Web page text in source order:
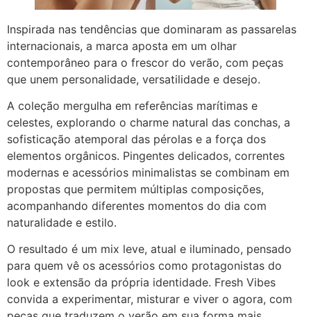
Inspirada nas tendências que dominaram as passarelas
internacionais, a marca aposta em um olhar
contemporâneo para o frescor do verão, com peças
que unem personalidade, versatilidade e desejo.
A coleção mergulha em referências marítimas e
celestes, explorando o charme natural das conchas, a
sofisticação atemporal das pérolas e a força dos
elementos orgânicos. Pingentes delicados, correntes
modernas e acessórios minimalistas se combinam em
propostas que permitem múltiplas composições,
acompanhando diferentes momentos do dia com
naturalidade e estilo.
O resultado é um mix leve, atual e iluminado, pensado
para quem vê os acessórios como protagonistas do
look e extensão da própria identidade. Fresh Vibes
convida a experimentar, misturar e viver o agora, com